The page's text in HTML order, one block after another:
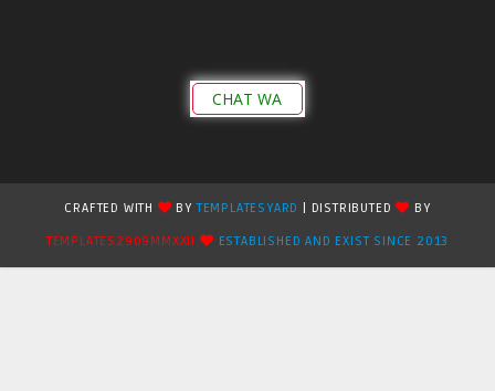
CHAT WA
CRAFTED WITH BYTEMPLATESYARD | DISTRIBUTED
BY
TEMPLATES2909MMXXII
ESTABLISHED AND EXIST SINCE 2013